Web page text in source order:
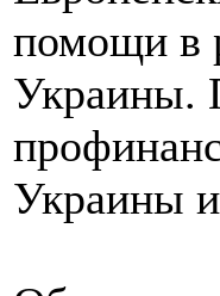
помощи в
Украины.
Украины